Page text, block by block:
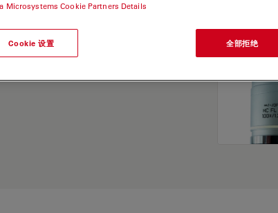
Microsystems Cookie Partners Details
Cookie 设置 全部拒绝